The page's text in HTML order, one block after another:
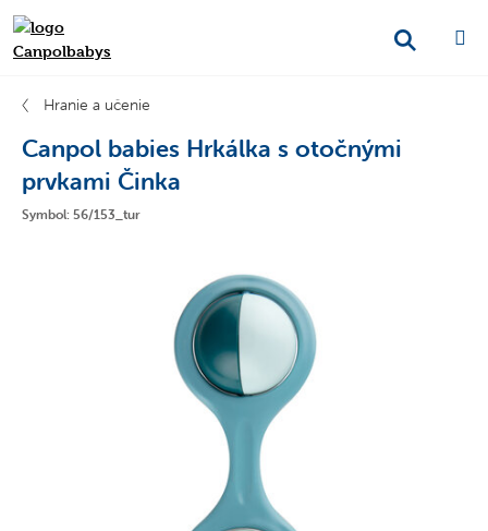
Hranie a učenie
Canpol babies Hrkálka s otočnými
prvkami Činka
Symbol: 56/153_tur